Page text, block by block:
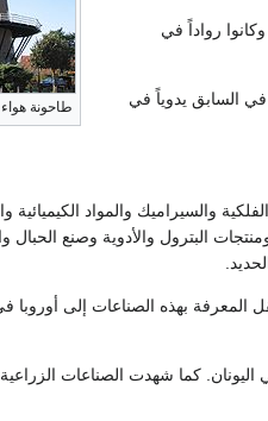
طاحونة هواء
رواداً في
السابق يدوياً في
والسيراميك والمواد الكيميائية
البترول والأدوية وصنع الحبال
بهذه الصناعات إلى أوروبا
كما شهدت الصناعات الزراعية